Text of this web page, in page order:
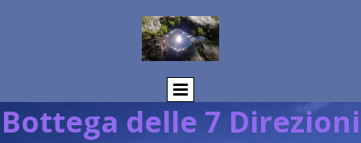
Bottega delle 7 Direzioni